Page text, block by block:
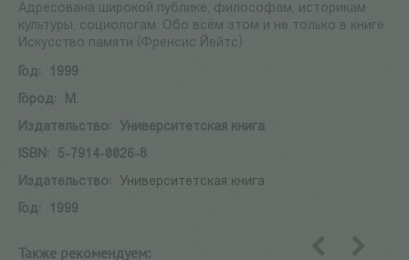
Адресована широкой публике, философам, историкам
культуры, социологам. Обо всём этом и не только в книге
Искусство памяти (Френсис Йейтс)
Год:
1999
Город:
М.
Издательство:
Университетская книга
ISBN:
5-7914-0026-8
Издательство:
Университетская книга
Год:
1999
Также рекомендуем: